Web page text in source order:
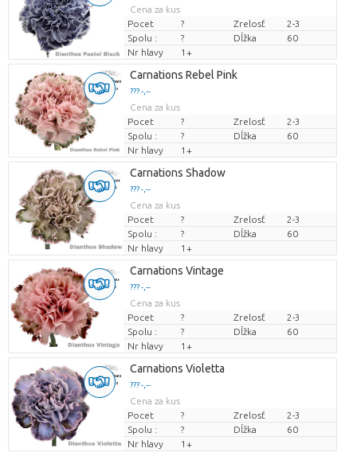
Cena za kus
Pocet
? Zrelosť
2-3
Spolu :
? Dĺžka
60
Nr hlavy
1+
Carnations Rebel Pink
??? -,--
Cena za kus
Pocet
? Zrelosť
2-3
Spolu :
? Dĺžka
60
Nr hlavy
1+
Carnations Shadow
??? -,--
Cena za kus
Pocet
? Zrelosť
2-3
Spolu :
? Dĺžka
60
Nr hlavy
1+
Carnations Vintage
??? -,--
Cena za kus
Pocet
? Zrelosť
2-3
Spolu :
? Dĺžka
60
Nr hlavy
1+
Carnations Violetta
??? -,--
Cena za kus
Pocet
? Zrelosť
2-3
Spolu :
? Dĺžka
60
Nr hlavy
1+